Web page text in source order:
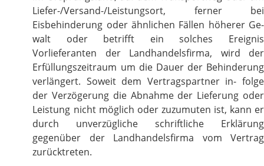
Liefer-/Versand-/Leistungsort, ferner bei
Eisbehinderung oder ähnlichen Fällen höherer Ge-
walt oder betrifft ein solches Ereignis
Vorlieferanten der Landhandelsfirma, wird der
Erfüllungszeitraum um die Dauer der Behinderung
verlängert. Soweit dem Vertragspartner in- folge
der Verzögerung die Abnahme der Lieferung oder
Leistung nicht möglich oder zuzumuten ist, kann er
durch unverzügliche schriftliche Erklärung
gegenüber der Landhandelsfirma vom Vertrag
zurücktreten.